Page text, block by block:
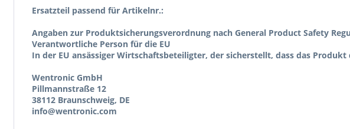
Ersatzteil passend für Artikelnr.:
Angaben zur Produktsicherungsverordnung nach General Product Safety
Verantwortliche Person für die EU
In der EU ansässiger Wirtschaftsbeteiligter, der sicherstellt, dass das
Wentronic GmbH
Pillmannstraße 12
38112 Braunschweig, DE
info@wentronic.com